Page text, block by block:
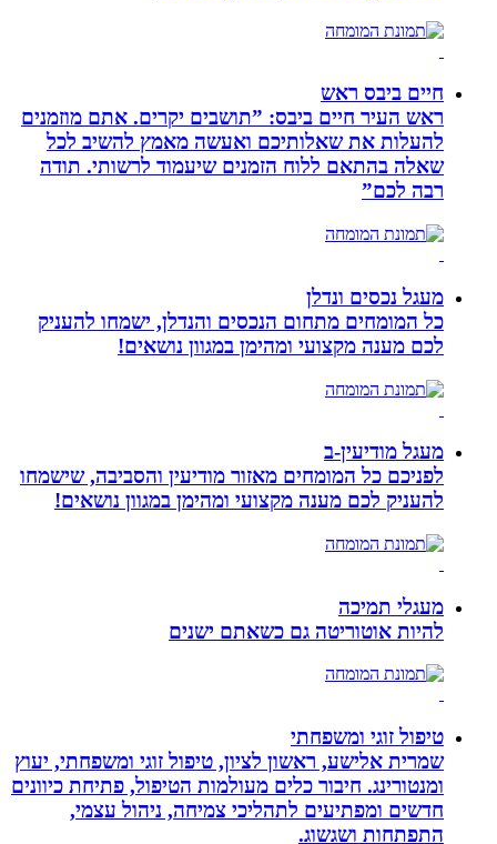
חיים ביבס ראש
ראש העיר חיים ביבס: ”תושבים יקרים. אתם מוזמנים
להעלות את שאלותיכם ואעשה מאמץ להשיב לכל
שאלה בהתאם ללוח הזמנים שיעמוד לרשותי. תודה
רבה לכם”
מעגל נכסים ונדלן
כל המומחים מתחום הנכסים והנדלן, ישמחו להעניק
לכם מענה מקצועי ומהימן במגוון נושאים!
מעגל מודיעין-ב
לפניכם כל המומחים מאזור מודיעין והסביבה, שישמחו
להעניק לכם מענה מקצועי ומהימן במגוון נושאים!
מעגלי תמיכה
להיות אוטוריטה גם כשאתם ישנים
טיפול זוגי ומשפחתי
שמרית אלישע, ראשון לציון, טיפול זוגי ומשפחתי, יעוץ
ומנטורינג. חיבור כלים מעולמות הטיפול, פתיחת כיוונים
חדשים ומפתיעים לתהליכי צמיחה, ניהול עצמי,
התפתחות ושגשוג.